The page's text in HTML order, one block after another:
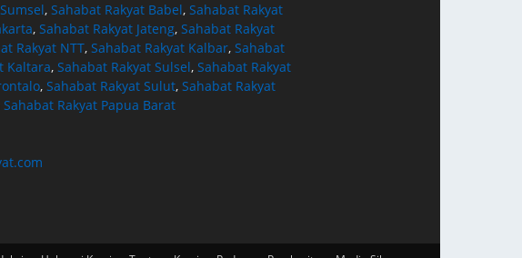
,Sahabat Rakyat Babel,Sahabat Rakyat
, Sahabat Rakyat Jateng, Sahabat Rakyat
Rakyat NTT, Sahabat Rakyat Kalbar, Sahabat
Kaltara, Sahabat Rakyat Sulsel, Sahabat Rakyat
, Sahabat Rakyat Sulut, Sahabat Rakyat
Sahabat Rakyat Papua Barat